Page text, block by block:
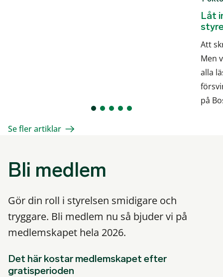
Låt
Att
Men
alla
på
Se fler artiklar
Bli medlem
Gör din roll i styrelsen smidigare och
tryggare. Bli medlem nu så bjuder vi på
medlemskapet hela 2026.
Det här kostar medlemskapet efter
gratisperioden